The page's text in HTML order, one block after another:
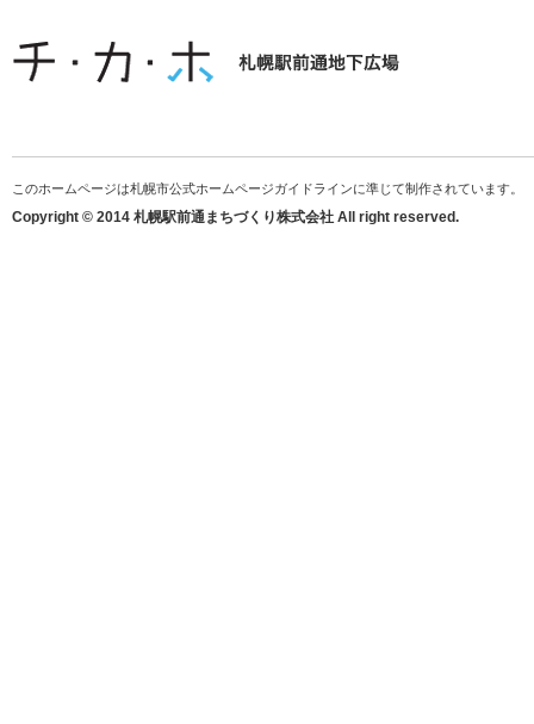
このホームページは札幌市公式ホームページガイドラインに準じて制作されています。
Copyright © 2014 札幌駅前通まちづくり株式会社 All right reserved.